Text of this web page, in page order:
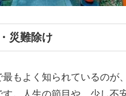
災難除け
最もよく知られているのが
す。人生の節目や、少し不